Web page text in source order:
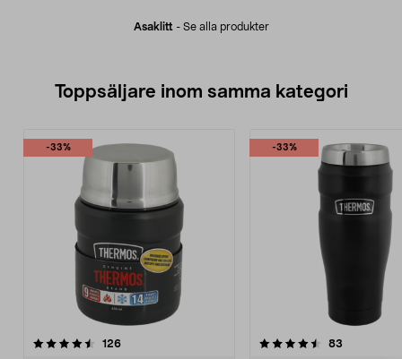
Asaklitt - Se alla produkter
Toppsäljare inom samma kategori
-33%
126recensioner
-33%
4.5 av 5 stjärnor 83
4.5 av 5 stjärnor